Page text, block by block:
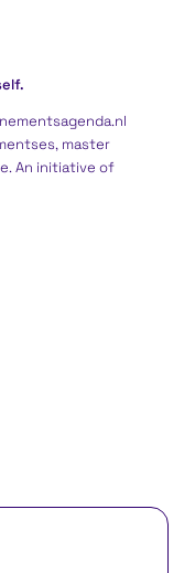
master
An initiative of